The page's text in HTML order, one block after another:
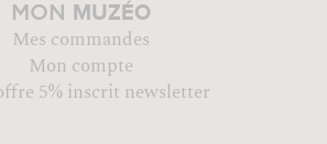
MON MUZÉO
Mes commandes
Mon compte
5% inscrit newsletter